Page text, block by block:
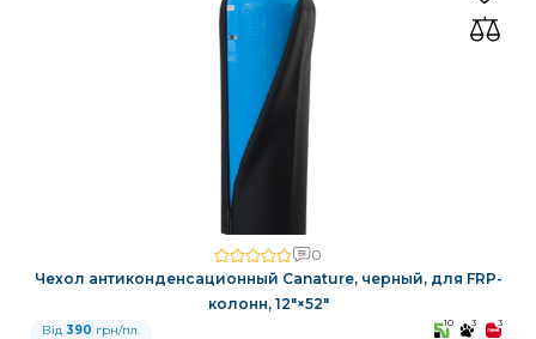
0
Чехол антиконденсационный Canature, черный, для FRP-
колонн, 12″×52″
Від 390 грн/пл. 10 3 3